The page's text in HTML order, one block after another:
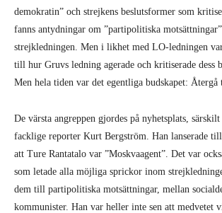
demokratin” och strejkens beslutsformer som
fanns antydningar om ”partipolitiska
strejkledningen. Men i likhet med LO-ledningen
till hur Gruvs ledning agerade och kritiserade dess
Men hela tiden var det egentliga budskapet: Återgå
De värsta angreppen gjordes på nyhetsplats,
facklige reporter Kurt Bergström. Han lanserade
att Ture Rantatalo var ”Moskvaagent”. Det var
som letade alla möjliga sprickor inom
dem till partipolitiska motsättningar, mellan
kommunister. Han var heller inte sen att medvetet